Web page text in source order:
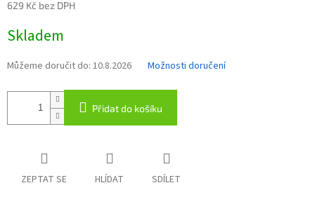
629 Kč bez DPH
cena:
Skladem
Můžeme doručit do: 10.8.2026 Možnosti doručení
Přidat do košíku
ZEPTAT SE HLÍDAT SDÍLET